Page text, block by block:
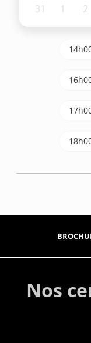
31
1 2
Nos